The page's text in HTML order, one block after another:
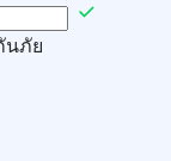
นภัย